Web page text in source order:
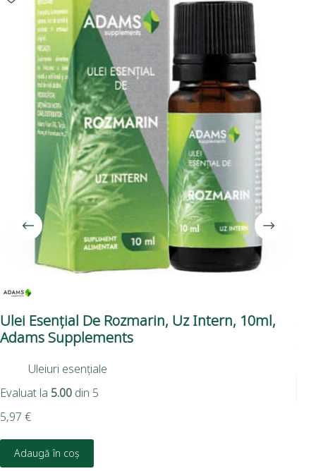
Ulei Esențial De Rozmarin, Uz Intern, 10ml,
Adams Supplements
Uleiuri esențiale
Evaluat la 5.00 din 5
5,97 €
Adaugă în coș